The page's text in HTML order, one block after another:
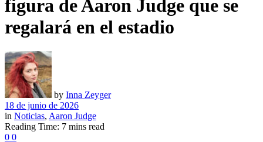
figura de Aaron Judge que se
regalará en el estadio
by Inna Zeyger
18 de junio de 2026
in Noticias, Aaron Judge
Reading Time: 7 mins read
0 0